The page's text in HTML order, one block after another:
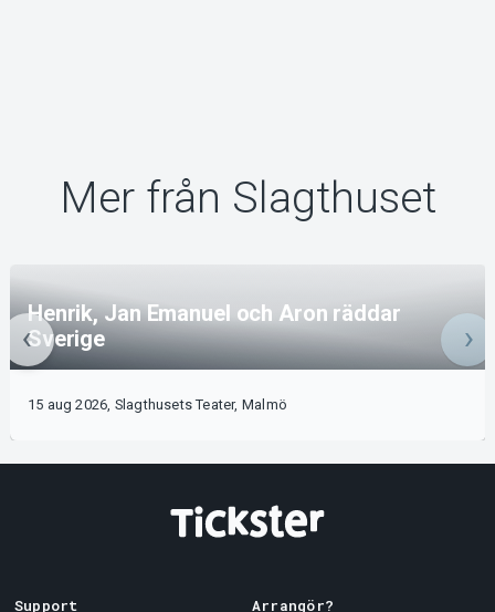
Mer från Slagthuset
Henrik, Jan Emanuel och Aron räddar
Sverige
15 aug 2026, Slagthusets Teater, Malmö
Support Arrangör?